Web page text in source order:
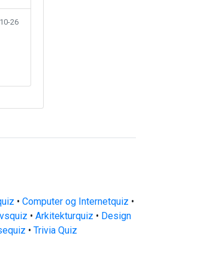
26
• Computer og Internetquiz •
• Arkitekturquiz • Design
• Trivia Quiz